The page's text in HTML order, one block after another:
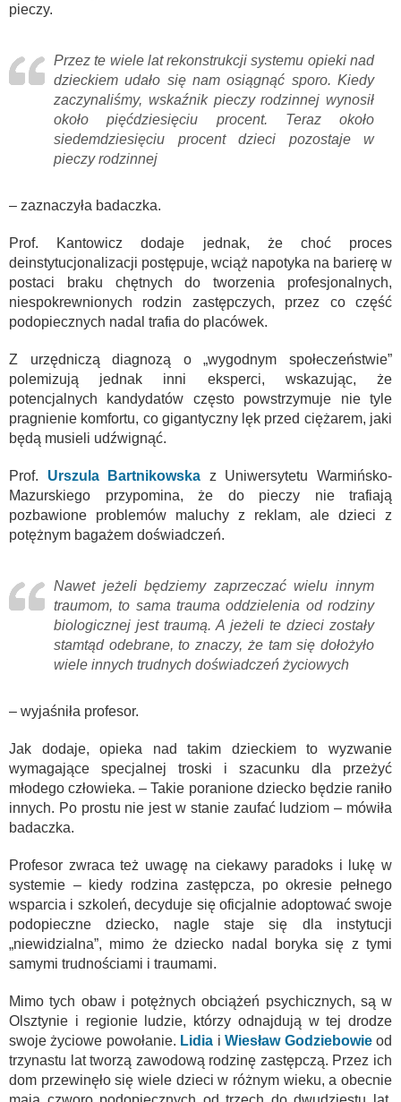
pieczy.
Przez te wiele lat rekonstrukcji systemu opieki nad
dzieckiem udało się nam osiągnąć sporo. Kiedy
zaczynaliśmy, wskaźnik pieczy rodzinnej wynosił
około pięćdziesięciu procent. Teraz około
siedemdziesięciu procent dzieci pozostaje w
pieczy rodzinnej
– zaznaczyła badaczka.
Prof. Kantowicz dodaje jednak, że choć proces
deinstytucjonalizacji postępuje, wciąż napotyka na barierę w
postaci braku chętnych do tworzenia profesjonalnych,
niespokrewnionych rodzin zastępczych, przez co część
podopiecznych nadal trafia do placówek.
Z urzędniczą diagnozą o „wygodnym społeczeństwie”
polemizują jednak inni eksperci, wskazując, że
potencjalnych kandydatów często powstrzymuje nie tyle
pragnienie komfortu, co gigantyczny lęk przed ciężarem, jaki
będą musieli udźwignąć.
Prof. Urszula Bartnikowska z Uniwersytetu Warmińsko-
Mazurskiego przypomina, że do pieczy nie trafiają
pozbawione problemów maluchy z reklam, ale dzieci z
potężnym bagażem doświadczeń.
Nawet jeżeli będziemy zaprzeczać wielu innym
traumom, to sama trauma oddzielenia od rodziny
biologicznej jest traumą. A jeżeli te dzieci zostały
stamtąd odebrane, to znaczy, że tam się dołożyło
wiele innych trudnych doświadczeń życiowych
– wyjaśniła profesor.
Jak dodaje, opieka nad takim dzieckiem to wyzwanie
wymagające specjalnej troski i szacunku dla przeżyć
młodego człowieka. – Takie poranione dziecko będzie raniło
innych. Po prostu nie jest w stanie zaufać ludziom – mówiła
badaczka.
Profesor zwraca też uwagę na ciekawy paradoks i lukę w
systemie – kiedy rodzina zastępcza, po okresie pełnego
wsparcia i szkoleń, decyduje się oficjalnie adoptować swoje
podopieczne dziecko, nagle staje się dla instytucji
„niewidzialna”, mimo że dziecko nadal boryka się z tymi
samymi trudnościami i traumami.
Mimo tych obaw i potężnych obciążeń psychicznych, są w
Olsztynie i regionie ludzie, którzy odnajdują w tej drodze
swoje życiowe powołanie. Lidia iWiesław Godziebowieod
trzynastu lat tworzą zawodową rodzinę zastępczą. Przez ich
dom przewinęło się wiele dzieci w różnym wieku, a obecnie